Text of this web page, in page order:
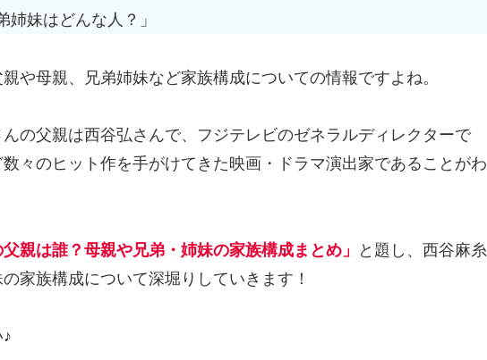
姉妹はどんな人？」
や母親、兄弟姉妹など家族構成についての情報ですよね。
の父親は西谷弘さんで、フジテレビのゼネラルディレクターで
数々のヒット作を手がけてきた映画・ドラマ演出家であることがわ
父親は誰？母親や兄弟・姉妹の家族構成まとめ」
と題し、西谷麻糸
家族構成について深堀りしていきます！